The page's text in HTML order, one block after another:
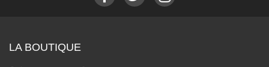
LA BOUTIQUE